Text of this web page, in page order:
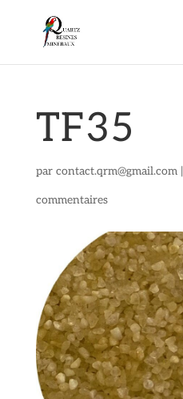
TF35
par contact.qrm@gmail.com|
commentaires